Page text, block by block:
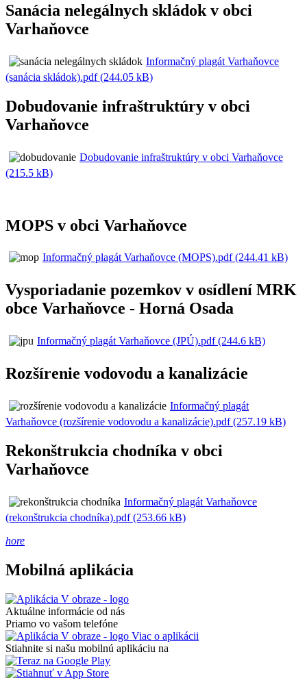
Sanácia nelegálnych skládok v obci
Varhaňovce
Informačný plagát Varhaňovce
(sanácia skládok).pdf (244.05 kB)
Dobudovanie infraštruktúry v obci
Varhaňovce
Dobudovanie infraštruktúry v obci Varhaňovce
(215.5 kB)
MOPS v obci Varhaňovce
Informačný plagát Varhaňovce (MOPS).pdf (244.41 kB)
Vysporiadanie pozemkov v osídlení MRK
obce Varhaňovce - Horná Osada
Informačný plagát Varhaňovce (JPÚ).pdf (244.6 kB)
Rozšírenie vodovodu a kanalizácie
Informačný plagát
Varhaňovce (rozšírenie vodovodu a kanalizácie).pdf (257.19 kB)
Rekonštrukcia chodníka v obci
Varhaňovce
Informačný plagát Varhaňovce
(rekonštrukcia chodníka).pdf (253.66 kB)
hore
Mobilná aplikácia
Aktuálne informácie od nás
Priamo vo vašom telefóne
Viac o aplikácii
Stiahnite si našu mobilnú aplikáciu na